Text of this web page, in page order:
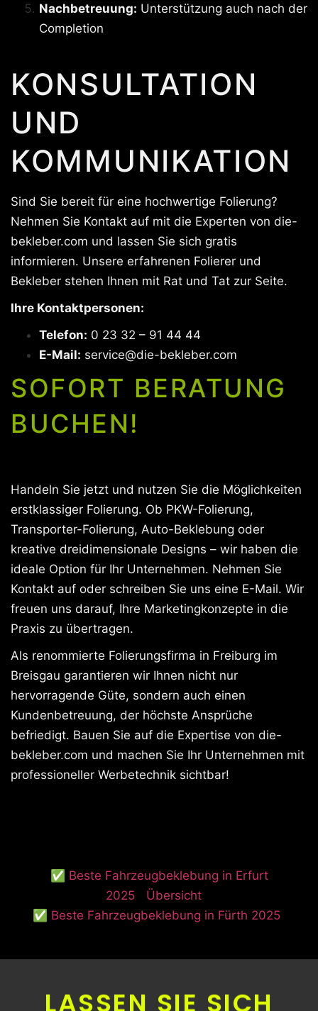
Nachbetreuung: Unterstützung auch nach der
Completion
KONSULTATION
UND
KOMMUNIKATION
Sind Sie bereit für eine hochwertige Folierung?
Nehmen Sie Kontakt auf mit die Experten von die-
bekleber.com und lassen Sie sich gratis
informieren. Unsere erfahrenen Folierer und
Bekleber stehen Ihnen mit Rat und Tat zur Seite.
Ihre Kontaktpersonen:
Telefon: 0 23 32 – 91 44 44
E-Mail: service@die-bekleber.com
SOFORT BERATUNG
BUCHEN!
Handeln Sie jetzt und nutzen Sie die Möglichkeiten
erstklassiger Folierung. Ob PKW-Folierung,
Transporter-Folierung, Auto-Beklebung oder
kreative dreidimensionale Designs – wir haben die
ideale Option für Ihr Unternehmen. Nehmen Sie
Kontakt auf oder schreiben Sie uns eine E-Mail. Wir
freuen uns darauf, Ihre Marketingkonzepte in die
Praxis zu übertragen.
Als renommierte Folierungsfirma in Freiburg im
Breisgau garantieren wir Ihnen nicht nur
hervorragende Güte, sondern auch einen
Kundenbetreuung, der höchste Ansprüche
befriedigt. Bauen Sie auf die Expertise von die-
bekleber.com und machen Sie Ihr Unternehmen mit
professioneller Werbetechnik sichtbar!
✅ Beste Fahrzeugbeklebung in Erfurt
2025
Übersicht
✅ Beste Fahrzeugbeklebung in Fürth 2025
LASSEN SIE SICH